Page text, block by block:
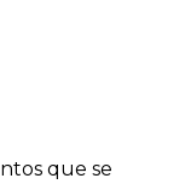
que se